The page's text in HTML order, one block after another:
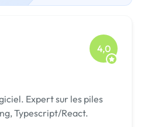
4,0
Expert sur les piles
Typescript/React.